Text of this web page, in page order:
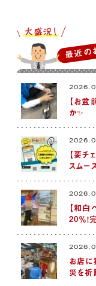
最近の
【お盆
か✨
【要チ
スムー
【和白
20％！
お店に
災を祈